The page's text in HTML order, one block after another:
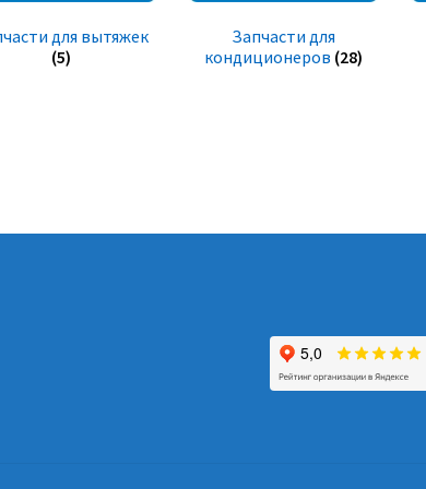
для вытяжек
(5)
Запчасти для
кондиционеров (28)